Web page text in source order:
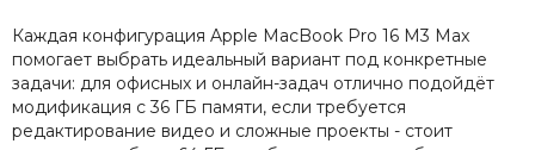
Каждая конфигурация Apple MacBook Pro 16 M3 Max
помогает выбрать идеальный вариант под конкретные
задачи: для офисных и онлайн-задач отлично подойдёт
модификация с 36 ГБ памяти, если требуется
редактирование видео и сложные проекты - стоит